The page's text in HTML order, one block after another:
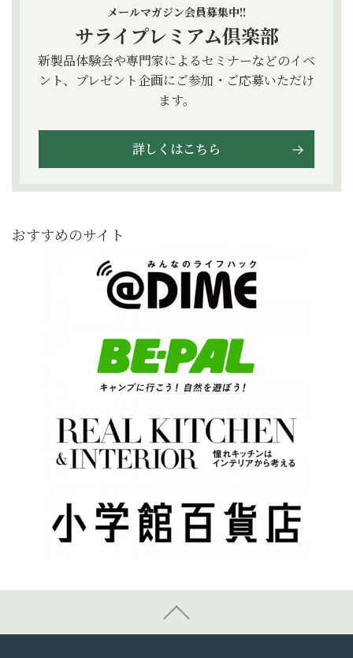
メールマガジン会員募集中!!
サライプレミアム倶楽部
新製品体験会や専門家によるセミナーなどのイベ
ント、プレゼント企画にご参加・ご応募いただけ
ます。
詳しくはこちら
おすすめのサイト